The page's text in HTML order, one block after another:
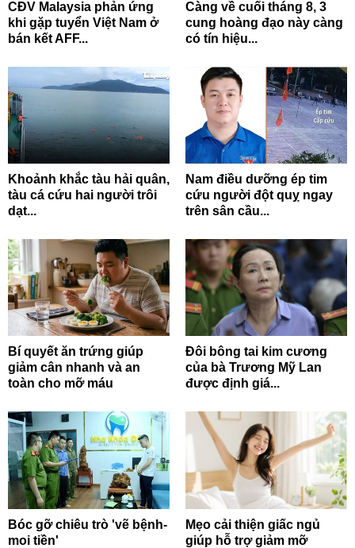
CĐV Malaysia phản ứng
khi gặp tuyển Việt Nam ở
bán kết AFF...
Càng về cuối tháng 8, 3
cung hoàng đạo này càng
có tín hiệu...
Khoảnh khắc tàu hải quân,
tàu cá cứu hai người trôi
dạt...
Nam điều dưỡng ép tim
cứu người đột quỵ ngay
trên sân cầu...
Bí quyết ăn trứng giúp
giảm cân nhanh và an
toàn cho mỡ máu
Đôi bông tai kim cương
của bà Trương Mỹ Lan
được định giá...
Bóc gỡ chiêu trò 'vẽ bệnh-
moi tiền'
Mẹo cải thiện giấc ngủ
giúp hỗ trợ giảm mỡ